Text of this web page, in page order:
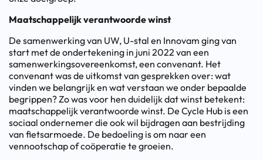
Maatschappelijk verantwoorde winst
De samenwerking van UW, U-stal en Innovam ging van
start met de ondertekening in juni 2022 van een
samenwerkingsovereenkomst, een convenant. Het
convenant was de uitkomst van gesprekken over: wat
vinden we belangrijk en wat verstaan we onder bepaalde
begrippen? Zo was voor hen duidelijk dat winst betekent:
maatschappelijk verantwoorde winst. De Cycle Hub is een
sociaal ondernemer die ook wil bijdragen aan bestrijding
van fietsarmoede. De bedoeling is om naar een
vennootschap of coöperatie te groeien.